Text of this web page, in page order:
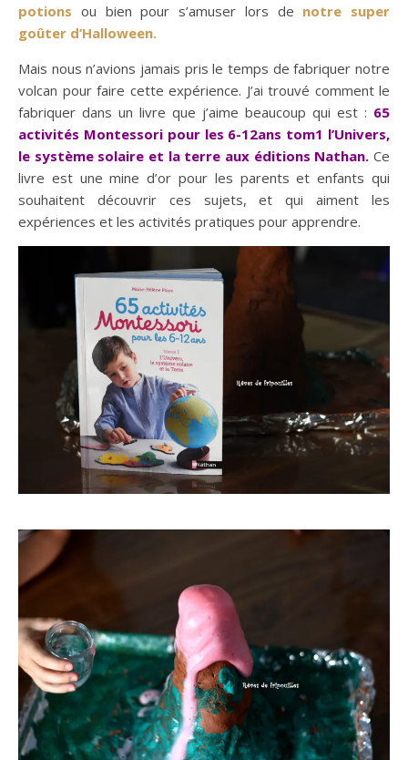
potions ou bien pour s’amuser lors de notre super
goûter d’Halloween.
Mais nous n’avions jamais pris le temps de fabriquer notre
volcan pour faire cette expérience. J’ai trouvé comment le
fabriquer dans un livre que j’aime beaucoup qui est : 65
activités Montessori pour les 6-12ans tom1 l’Univers,
le système solaire et la terre aux éditions Nathan. Ce
livre est une mine d’or pour les parents et enfants qui
souhaitent découvrir ces sujets, et qui aiment les
expériences et les activités pratiques pour apprendre.